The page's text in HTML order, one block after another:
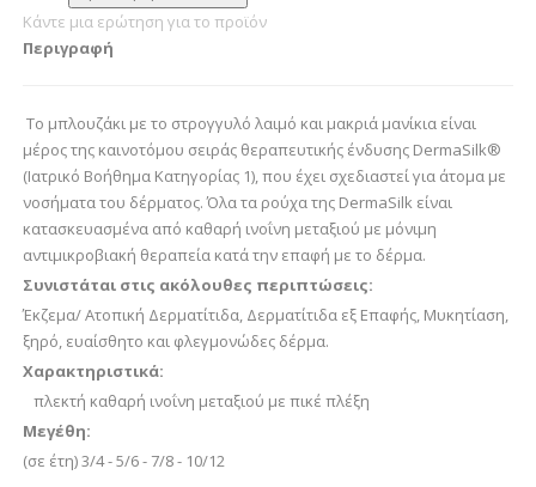
Κάντε μια ερώτηση για το προϊόν
Περιγραφή
Το μπλουζάκι με το στρογγυλό λαιμό και μακριά μανίκια είναι
μέρος της καινοτόμου σειράς θεραπευτικής ένδυσης DermaSilk®
(Ιατρικό Βοήθημα Κατηγορίας 1), που έχει σχεδιαστεί για άτομα με
νοσήματα του δέρματος. Όλα τα ρούχα της DermaSilk είναι
κατασκευασμένα από καθαρή ινοΐνη μεταξιού με μόνιμη
αντιμικροβιακή θεραπεία κατά την επαφή με το δέρμα.
Συνιστάται στις ακόλουθες περιπτώσεις:
Έκζεμα/ Ατοπική Δερματίτιδα, Δερματίτιδα εξ Επαφής, Μυκητίαση,
ξηρό, ευαίσθητο και φλεγμονώδες δέρμα.
Χαρακτηριστικά:
πλεκτή καθαρή ινοΐνη μεταξιού με πικέ πλέξη
Μεγέθη:
(σε έτη) 3/4 - 5/6 - 7/8 - 10/12